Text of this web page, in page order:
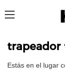
trapeador
Estás en el lugar